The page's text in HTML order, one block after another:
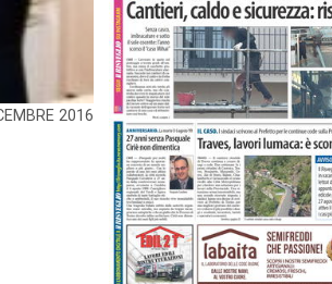
2016